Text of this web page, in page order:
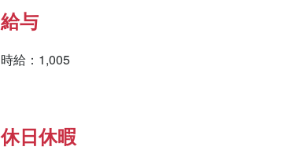
給与
時給：1,005
休日休暇